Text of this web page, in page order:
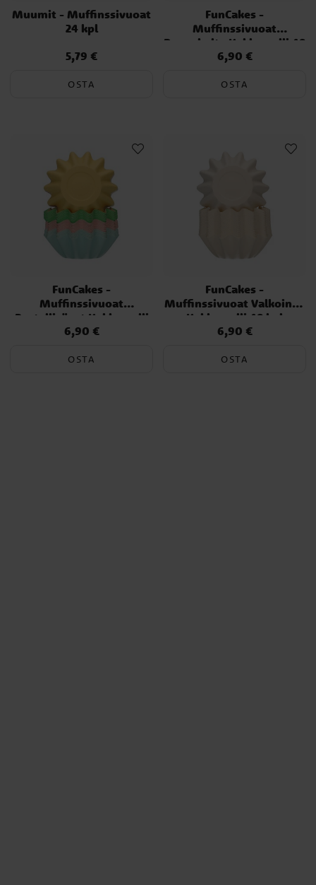
Muumit - Muffinssivuoat
24 kpl
Hinta:5,79 €
5,79 €
OSTA
FunCakes -
Muffinssivuoat
Ruusukulta Kukkamalli 48
kpl
Hinta:6,90 €
6,90 €
OSTA
FunCakes -
Muffinssivuoat
Pastellisävyt Kukkamalli
48 kpl
Hinta:6,90 €
6,90 €
OSTA
FunCakes -
Muffinssivuoat Valkoinen
Kukkamalli 48 kpl
Hinta:6,90 €
6,90 €
OSTA